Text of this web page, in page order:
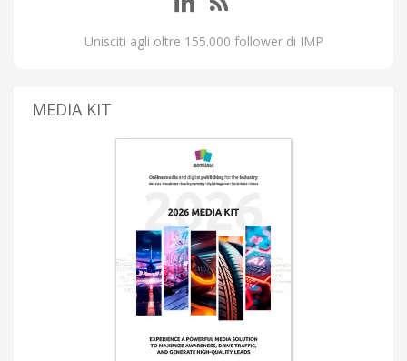
Unisciti agli oltre 155.000 follower di IMP
MEDIA KIT